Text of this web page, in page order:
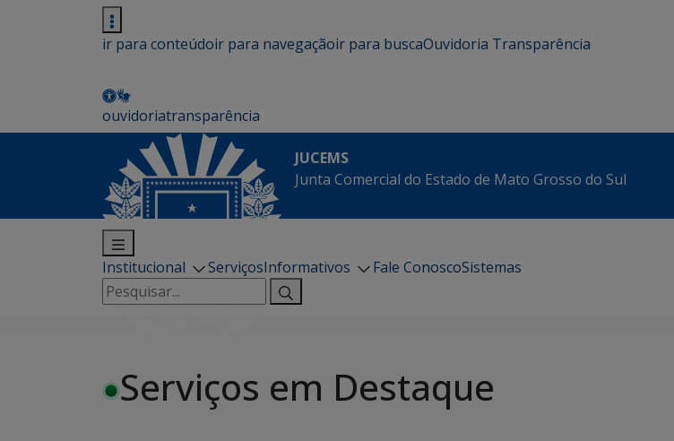
ir para conteúdoir para navegaçãoir para buscaOuvidoria Transparência
ouvidoriatransparência
JUCEMS
Junta Comercial do Estado de Mato Grosso do Sul
Institucional ServiçosInformativos Fale ConoscoSistemas
Pesquisar
por:
Serviços em Destaque